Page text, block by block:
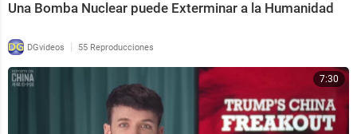
Una Bomba Nuclear puede Exterminar a la Humanidad
DGvideos | 55 Reproducciones
7:30